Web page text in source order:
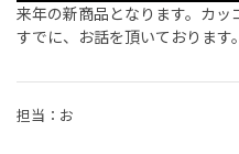
来年の新商品となります。カッ
すでに、お話を頂いております
担当：お